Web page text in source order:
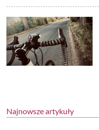
Najnowsze artykuły